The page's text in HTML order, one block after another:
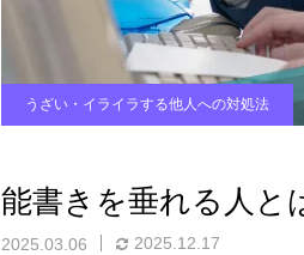
うざい・イライラする他人への対処法
能書きを垂れる人と
2025.03.06 2025.12.17